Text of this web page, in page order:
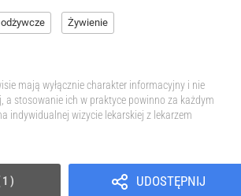
Żywienie
mają wyłącznie charakter informacyjny i nie
a stosowanie ich w praktyce powinno za każdym
indywidualnej wizycie lekarskiej z lekarzem
UDOSTĘPNIJ
1